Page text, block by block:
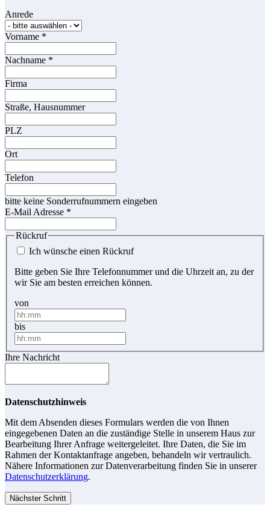
Anrede
Vorname *
Nachname *
Firma
Straße, Hausnummer
PLZ
Ort
Telefon
bitte keine Sonderrufnummern eingeben
E-Mail Adresse *
Rückruf
Ich wünsche einen Rückruf
Bitte geben Sie Ihre Telefonnummer und die Uhrzeit an, zu der
wir Sie am besten erreichen können.
von
bis
Ihre Nachricht
Datenschutzhinweis
Mit dem Absenden dieses Formulars werden die von Ihnen
eingegebenen Daten an die zuständige Stelle in unserem Haus zur
Bearbeitung Ihrer Anfrage weitergeleitet. Ihre Daten, die Sie im
Rahmen der Kontaktanfrage angeben, behandeln wir vertraulich.
Nähere Informationen zur Datenverarbeitung finden Sie in unserer
Datenschutzerklärung.
Nächster Schritt